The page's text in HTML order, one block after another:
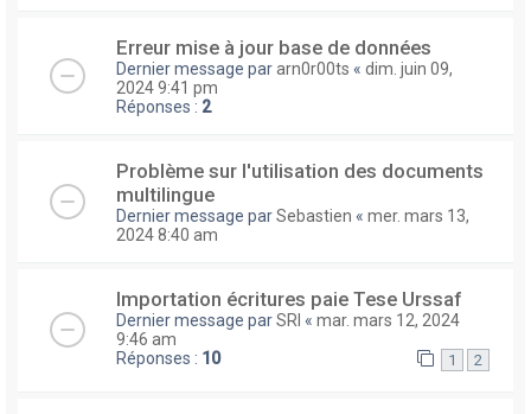
Erreur mise à jour base de données
Dernier message pararn0r00ts « dim. juin 09,
2024 9:41 pm
Réponses : 2
Problème sur l'utilisation des documents
multilingue
Dernier message parSebastien « mer. mars 13,
2024 8:40 am
Importation écritures paie Tese Urssaf
Dernier message parSRI « mar. mars 12, 2024
9:46 am
Réponses : 10 1 2